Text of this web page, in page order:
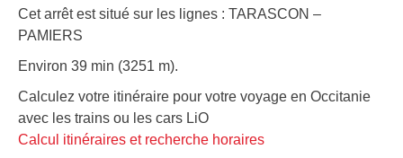
Cet arrêt est situé sur les lignes : TARASCON –
PAMIERS
Environ 39 min (3251 m).
Calculez votre itinéraire pour votre voyage en Occitanie
avec les trains ou les cars LiO
Calcul itinéraires et recherche horaires